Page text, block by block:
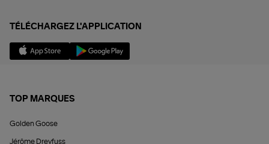
TÉLÉCHARGEZ L'APPLICATION
TOP MARQUES
Golden Goose
Jérôme Dreyfuss